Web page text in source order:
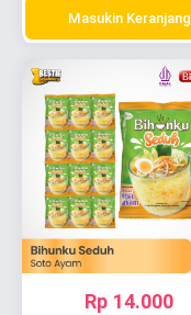
Masukin Keranjang
Rp 14.000